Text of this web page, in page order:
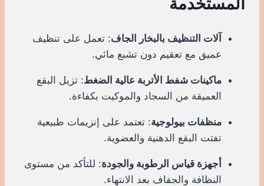
المستخدمة
آلات التنظيف بالبخار الجاف: تعمل على تنظيف
عميق مع تعقيم دون تشبع مائي.
ماكينات شفط الأتربة عالية الضغط: تزيل البقع
العميقة من السجاد والموكيت بكفاءة.
منظفات بيولوجية: تعتمد على إنزيمات طبيعية
تفتت البقع الدهنية والعضوية.
أجهزة قياس الرطوبة والجودة: للتأكد من مستوى
النظافة والجفاف بعد الانتهاء.